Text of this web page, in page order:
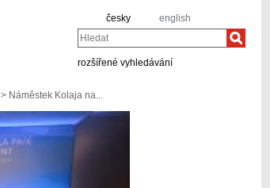
česky english
Hledat
rozšířené vyhledávání
> Náměstek Kolaja na...